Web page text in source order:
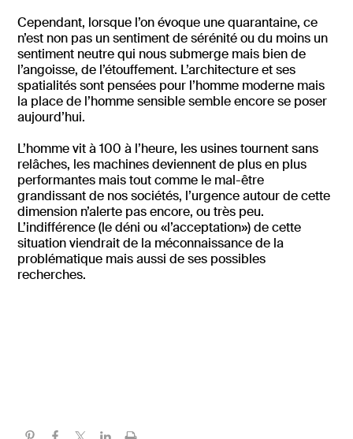
Cependant, lorsque l’on évoque une quarantaine, ce
n’est non pas un sentiment de sérénité ou du moins un
sentiment neutre qui nous submerge mais bien de
l’angoisse, de l’étouffement. L’architecture et ses
spatialités sont pensées pour l’homme moderne mais
la place de l’homme sensible semble encore se poser
aujourd’hui.
L’homme vit à 100 à l’heure, les usines tournent sans
relâches, les machines deviennent de plus en plus
performantes mais tout comme le mal-être
grandissant de nos sociétés, l’urgence autour de cette
dimension n’alerte pas encore, ou très peu.
L’indifférence (le déni ou «l’acceptation») de cette
situation viendrait de la méconnaissance de la
problématique mais aussi de ses possibles
recherches.